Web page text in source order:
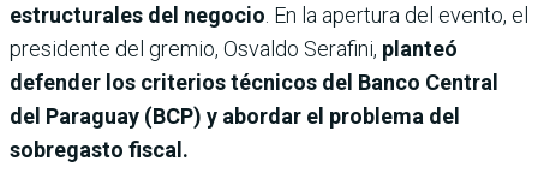
estructurales del negocio . En la apertura del evento, el
presidente del gremio, Osvaldo Serafini, planteó
defender los criterios técnicos del Banco Central
del Paraguay (BCP) y abordar el problema del
sobregasto fiscal.